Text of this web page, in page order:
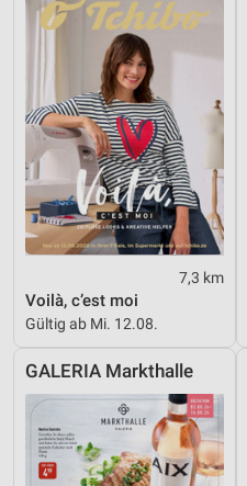
7,3 km
Voilà, c’est moi
Gültig ab Mi. 12.08.
GALERIA Markthalle